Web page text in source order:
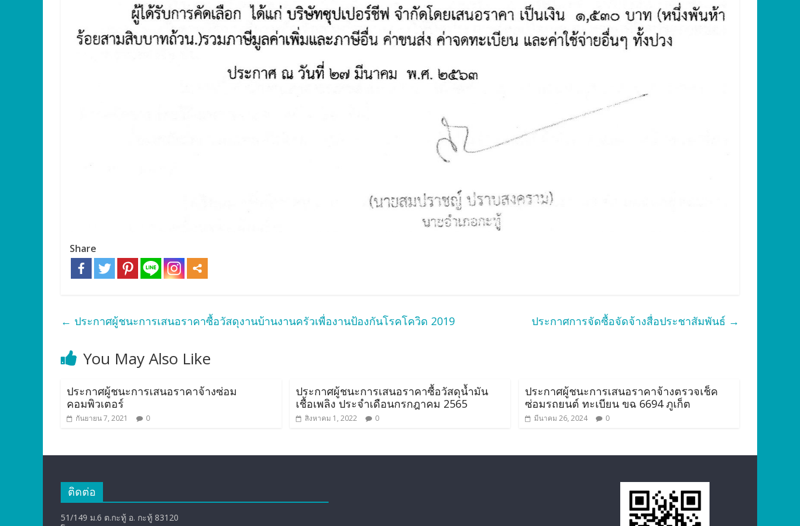
Share
← ประกาศผู้ชนะการเสนอราคาซื้อวัสดุงานบ้านงานครัวเพื่องานป้องกันโรคโควิด 2019 ประกาศการจัดซื้อจัดจ้างสื่อประชาสัมพันธ์ →
You May Also Like
ประกาศผู้ชนะการเสนอราคาจ้างซ่อม
คอมพิวเตอร์
กันยายน 7, 2021 0
ประกาศผู้ชนะการเสนอราคาซื้อวัสดุน้ำมัน
เชื้อเพลิง ประจำเดือนกรกฎาคม 2565
สิงหาคม 1, 2022 0
ประกาศผู้ชนะการเสนอราคาจ้างตรวจเช็ค
ซ่อมรถยนต์ ทะเบียน ขฉ 6694 ภูเก็ต
มีนาคม 26, 2024 0
ติดต่อ
51/149 ม.6 ต.กะทู้ อ. กะทู้ 83120